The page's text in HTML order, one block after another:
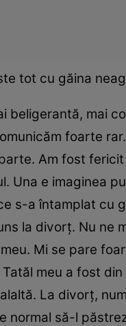
tot cu găina
beligerantă, mai
foarte
Am fost
Una e imaginea
s-a întamplat cu
la divorț. Nu ne
Mi se pare
meu a fost
La divorț,
normal să-l